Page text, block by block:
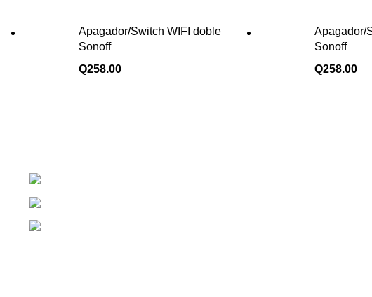
Apagador/Switch WIFI doble
Sonoff
Q258.00
Apagador/
Sonoff
Q258.00